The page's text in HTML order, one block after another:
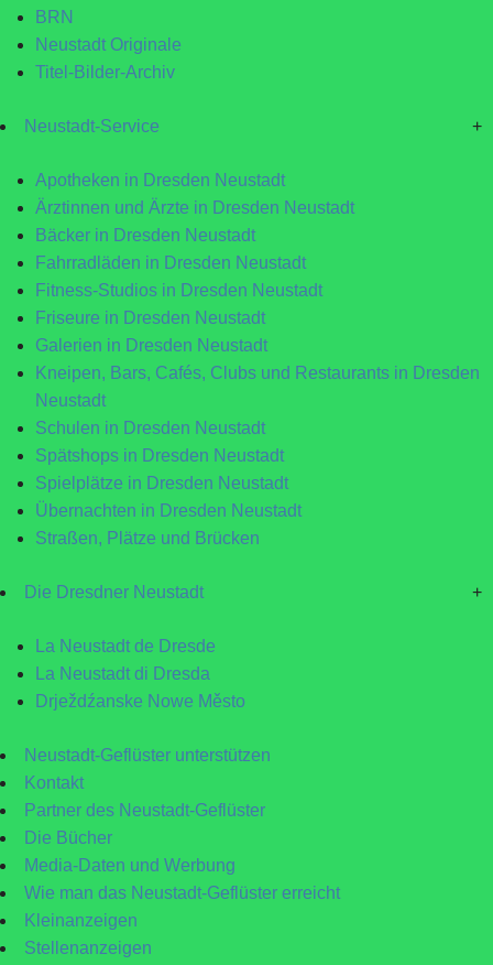
BRN
Neustadt Originale
Titel-Bilder-Archiv
Neustadt-Service +
Apotheken in Dresden Neustadt
Ärztinnen und Ärzte in Dresden Neustadt
Bäcker in Dresden Neustadt
Fahrradläden in Dresden Neustadt
Fitness-Studios in Dresden Neustadt
Friseure in Dresden Neustadt
Galerien in Dresden Neustadt
Kneipen, Bars, Cafés, Clubs und Restaurants in Dresden
Neustadt
Schulen in Dresden Neustadt
Spätshops in Dresden Neustadt
Spielplätze in Dresden Neustadt
Übernachten in Dresden Neustadt
Straßen, Plätze und Brücken
Die Dresdner Neustadt +
La Neustadt de Dresde
La Neustadt di Dresda
Drježdźanske Nowe Město
Neustadt-Geflüster unterstützen
Kontakt
Partner des Neustadt-Geflüster
Die Bücher
Media-Daten und Werbung
Wie man das Neustadt-Geflüster erreicht
Kleinanzeigen
Stellenanzeigen